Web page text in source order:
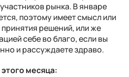
рынка. В январе
поэтому имеет смысл или
решений, или же
себе во благо, если вы
и рассуждаете здраво.
месяца: